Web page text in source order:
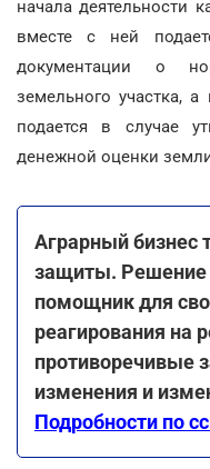
начала деятельности
вместе с ней
документации о
земельного участка,
подается в случае
денежной оценки
Аграрный бизнес
защиты. Решение
помощник для
реагирования на
противоречивые
изменения и
Подробности по